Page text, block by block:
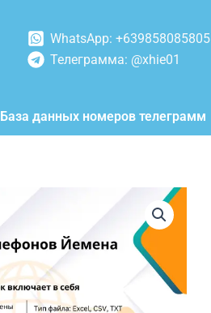
WhatsApp: +639858085805
Телеграмма: @xhie01
База данных номеров телеграмм